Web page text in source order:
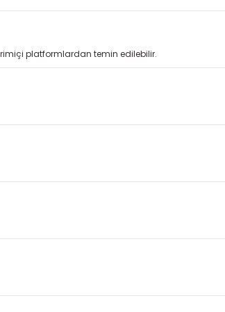
platformlardan temin edilebilir.